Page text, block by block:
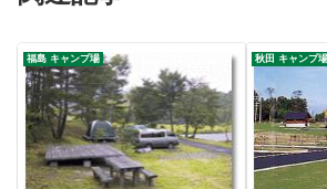
福島 キャンプ場 秋田 キャンプ場